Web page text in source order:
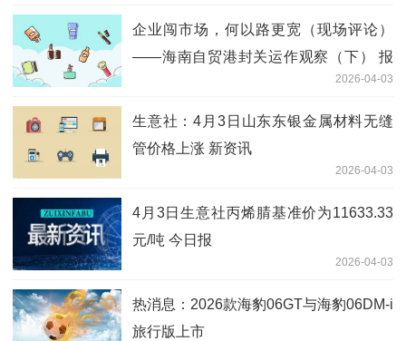
企业闯市场，何以路更宽（现场评论）
——海南自贸港封关运作观察（下） 报
2026-04-03
生意社：4月3日山东东银金属材料无缝
管价格上涨 新资讯
2026-04-03
4月3日生意社丙烯腈基准价为11633.33
元/吨 今日报
2026-04-03
热消息：2026款海豹06GT与海豹06DM-i
旅行版上市